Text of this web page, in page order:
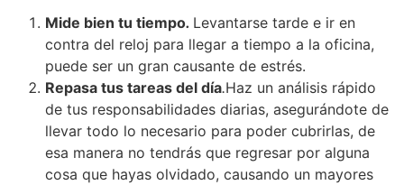
Mide bien tu tiempo. Levantarse tarde e ir en
contra del reloj para llegar a tiempo a la oficina,
puede ser un gran causante de estrés.
Repasa tus tareas del día.Haz un análisis rápido
de tus responsabilidades diarias, asegurándote de
llevar todo lo necesario para poder cubrirlas, de
esa manera no tendrás que regresar por alguna
cosa que hayas olvidado, causando un mayores